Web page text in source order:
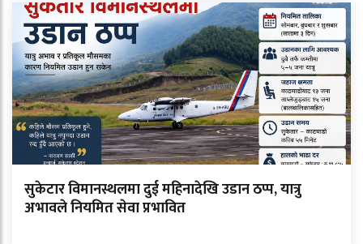
सुकेटार विमानस्थलमा दुई महिनादेखि उडान ठप्प, यात्रु
अभावले नियमित सेवा प्रभावित